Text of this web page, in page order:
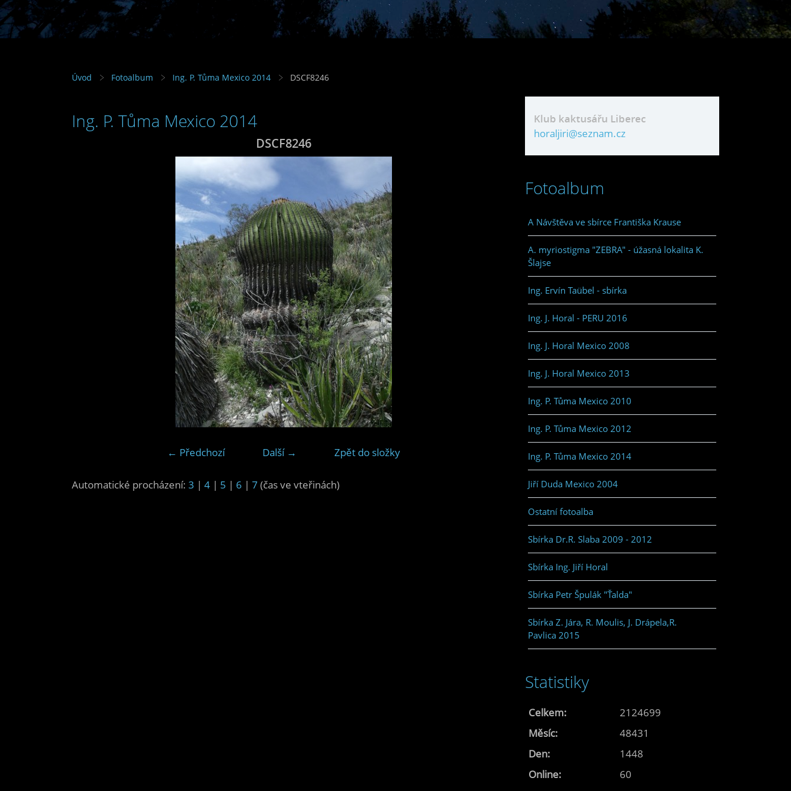
Úvod Fotoalbum Ing. P. Tůma Mexico 2014 DSCF8246
Ing. P. Tůma Mexico 2014
DSCF8246
← Předchozí Další → Zpět do složky
Automatické procházení: 3 | 4 | 5 | 6 | 7 (čas ve vteřinách)
Klub kaktusářu Liberec
horaljiri@seznam.cz
Fotoalbum
A Návštěva ve sbírce Františka Krause
A. myriostigma "ZEBRA" - úžasná lokalita K.
Šlajse
Ing. Ervín Taübel - sbírka
Ing. J. Horal - PERU 2016
Ing. J. Horal Mexico 2008
Ing. J. Horal Mexico 2013
Ing. P. Tůma Mexico 2010
Ing. P. Tůma Mexico 2012
Ing. P. Tůma Mexico 2014
Jiří Duda Mexico 2004
Ostatní fotoalba
Sbírka Dr.R. Slaba 2009 - 2012
Sbírka Ing. Jiří Horal
Sbírka Petr Špulák "Ťalda"
Sbírka Z. Jára, R. Moulis, J. Drápela,R.
Pavlica 2015
Statistiky
Online: 60
Celkem:
2124699
Měsíc:
48431
Den:
1448